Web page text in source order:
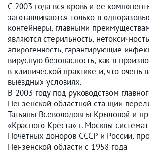
С 2003 года вся кровь и ее
заготавливаются только в
контейнеры, главными
являются стерильность,
апирогенность, гарантирующие
вирусную безопасность, как в
в клинической практике и, что очень
выездных условиях.
В 2003 году под руководством
Пензенской областной станции
Татьяны Всеволодовны Крыловой и
«Красного Креста» г. Москвы
Почетных доноров СССР и России,
Пензенской области с 1958 года.